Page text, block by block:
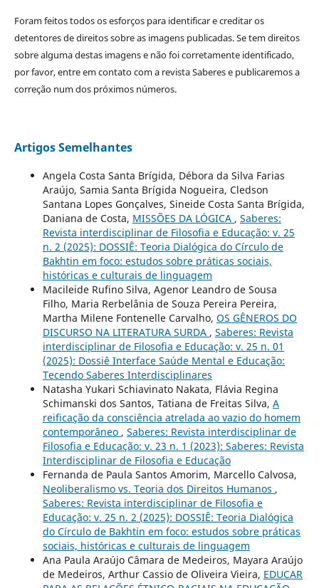
Foram feitos todos os esforços para identificar e creditar os
detentores de direitos sobre as imagens publicadas. Se tem direitos
sobre alguma destas imagens e não foi corretamente identificado,
por favor, entre em contato com a revista Saberes e publicaremos a
correção num dos próximos números.
Artigos Semelhantes
Angela Costa Santa Brígida, Débora da Silva Farias
Araújo, Samia Santa Brígida Nogueira, Cledson
Santana Lopes Gonçalves, Sineide Costa Santa Brígida,
Daniana de Costa, MISSÕES DA LÓGICA , Saberes:
Revista interdisciplinar de Filosofia e Educação: v. 25
n. 2 (2025): DOSSIÊ: Teoria Dialógica do Círculo de
Bakhtin em foco: estudos sobre práticas sociais,
históricas e culturais de linguagem
Macileide Rufino Silva, Agenor Leandro de Sousa
Filho, Maria Rerbelânia de Souza Pereira Pereira,
Martha Milene Fontenelle Carvalho, OS GÊNEROS DO
DISCURSO NA LITERATURA SURDA , Saberes: Revista
interdisciplinar de Filosofia e Educação: v. 25 n. 01
(2025): Dossiê Interface Saúde Mental e Educação:
Tecendo Saberes Interdisciplinares
Natasha Yukari Schiavinato Nakata, Flávia Regina
Schimanski dos Santos, Tatiana de Freitas Silva, A
reificação da consciência atrelada ao vazio do homem
contemporâneo , Saberes: Revista interdisciplinar de
Filosofia e Educação: v. 23 n. 1 (2023): Saberes: Revista
Interdisciplinar de Filosofia e Educação
Fernanda de Paula Santos Amorim, Marcello Calvosa,
Neoliberalismo vs. Teoria dos Direitos Humanos ,
Saberes: Revista interdisciplinar de Filosofia e
Educação: v. 25 n. 2 (2025): DOSSIÊ: Teoria Dialógica
do Círculo de Bakhtin em foco: estudos sobre práticas
sociais, históricas e culturais de linguagem
Ana Paula Araújo Câmara de Medeiros, Mayara Araújo
de Medeiros, Arthur Cassio de Oliveira Vieira, EDUCAR